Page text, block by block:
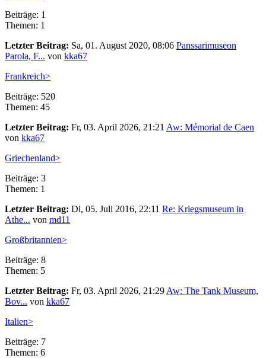
Beiträge: 1
Themen: 1
Letzter Beitrag: Sa, 01. August 2020, 08:06 Panssarimuseon
Parola, F... von kka67
Frankreich>
Beiträge: 520
Themen: 45
Letzter Beitrag: Fr, 03. April 2026, 21:21 Aw: Mémorial de Caen
von kka67
Griechenland>
Beiträge: 3
Themen: 1
Letzter Beitrag: Di, 05. Juli 2016, 22:11 Re: Kriegsmuseum in
Athe... von md11
Großbritannien>
Beiträge: 8
Themen: 5
Letzter Beitrag: Fr, 03. April 2026, 21:29 Aw: The Tank Museum,
Bov... von kka67
Italien>
Beiträge: 7
Themen: 6